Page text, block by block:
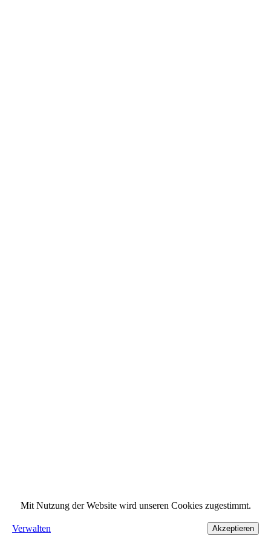
Mit Nutzung der Website wird unseren Cookies zugestimmt.
Verwalten Akzeptieren